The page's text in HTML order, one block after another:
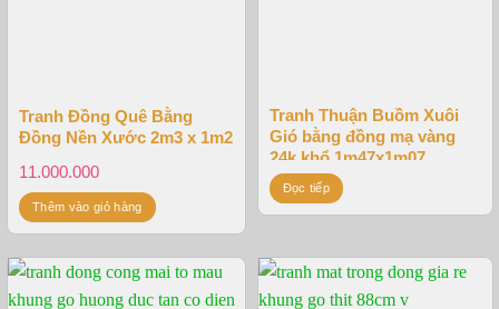
Tranh Đồng Quê Bằng
Đồng Nền Xước 2m3 x 1m2
11.000.000
Thêm vào giỏ hàng
Tranh Thuận Buồm Xuôi
Gió bằng đồng mạ vàng
24k khổ 1m47x1m07
Đọc tiếp